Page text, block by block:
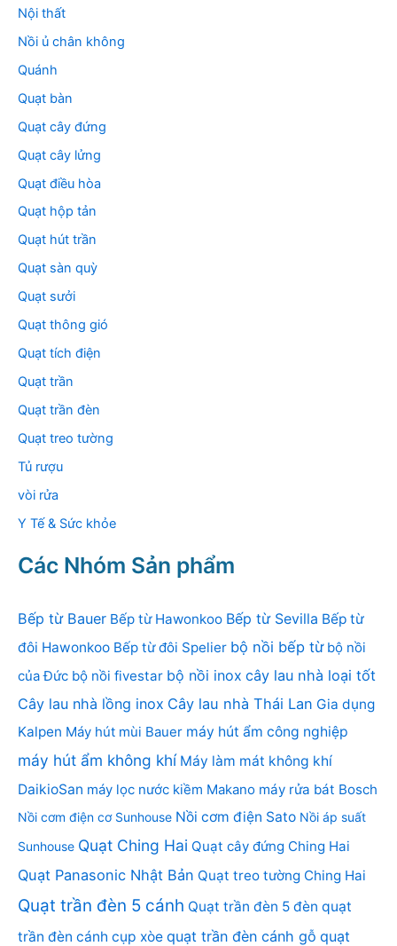
Nội thất
Nồi ủ chân không
Quánh
Quạt bàn
Quạt cây đứng
Quạt cây lửng
Quạt điều hòa
Quạt hộp tản
Quạt hút trần
Quạt sàn quỳ
Quạt sưởi
Quạt thông gió
Quạt tích điện
Quạt trần
Quạt trần đèn
Quạt treo tường
Tủ rượu
vòi rửa
Y Tế & Sức khỏe
Các Nhóm Sản phẩm
Bếp từ Bauer Bếp từ Hawonkoo Bếp từ Sevilla Bếp từ
đôi Hawonkoo Bếp từ đôi Spelier bộ nồi bếp từ bộ nồi
của Đức bộ nồi fivestar bộ nồi inox cây lau nhà loại tốt
Cây lau nhà lồng inox Cây lau nhà Thái Lan Gia dụng
Kalpen Máy hút mùi Bauer máy hút ẩm công nghiệp
máy hút ẩm không khí Máy làm mát không khí
DaikioSan máy lọc nước kiềm Makano máy rửa bát Bosch
Nồi cơm điện cơ Sunhouse Nồi cơm điện Sato Nồi áp suất
Sunhouse Quạt Ching Hai Quạt cây đứng Ching Hai
Quạt Panasonic Nhật Bản Quạt treo tường Ching Hai
Quạt trần đèn 5 cánh Quạt trần đèn 5 đèn quạt
trần đèn cánh cụp xòe quạt trần đèn cánh gỗ quạt